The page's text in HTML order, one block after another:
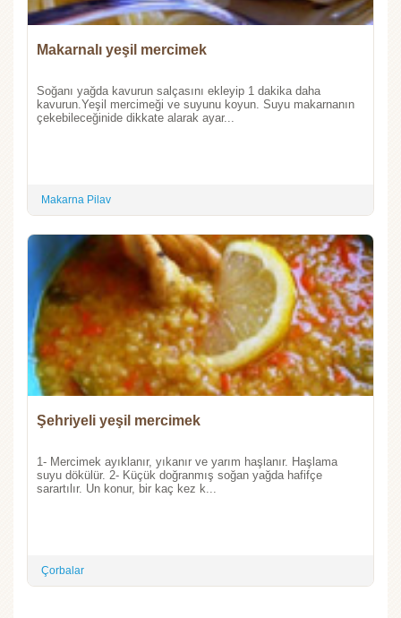
Makarnalı yeşil mercimek
Soğanı yağda kavurun salçasını ekleyip 1 dakika daha
kavurun.Yeşil mercimeği ve suyunu koyun. Suyu makarnanın
çekebileceğinide dikkate alarak ayar...
Makarna Pilav
Şehriyeli yeşil mercimek
1- Mercimek ayıklanır, yıkanır ve yarım haşlanır. Haşlama
suyu dökülür. 2- Küçük doğranmış soğan yağda hafifçe
sarartılır. Un konur, bir kaç kez k...
Çorbalar